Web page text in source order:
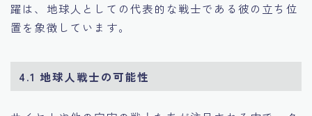
躍は、地球人としての代表的な戦士である彼の立ち位
置を象徴しています。
4.1 地球人戦士の可能性